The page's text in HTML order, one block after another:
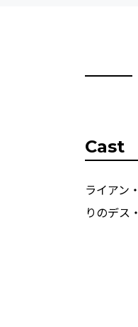
Cast
ライアン
りのデス